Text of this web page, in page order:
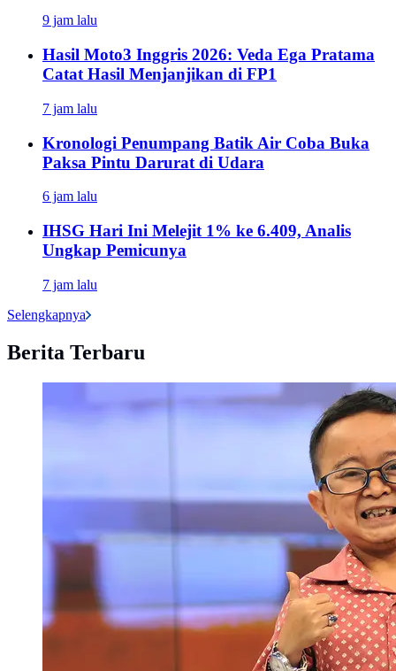
9 jam lalu
Hasil Moto3 Inggris 2026: Veda Ega Pratama
Catat Hasil Menjanjikan di FP1
7 jam lalu
Kronologi Penumpang Batik Air Coba Buka
Paksa Pintu Darurat di Udara
6 jam lalu
IHSG Hari Ini Melejit 1% ke 6.409, Analis
Ungkap Pemicunya
7 jam lalu
Selengkapnya
Berita Terbaru